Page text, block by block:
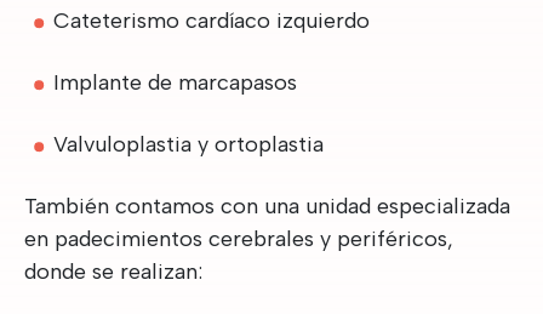
Cateterismo cardíaco izquierdo
Implante de marcapasos
Valvuloplastia y ortoplastia
También contamos con una unidad especializada
en padecimientos cerebrales y periféricos,
donde se realizan: